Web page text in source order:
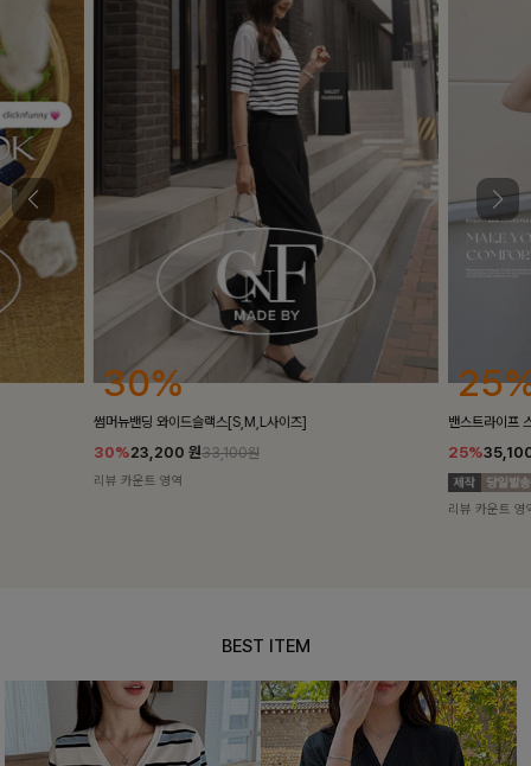
25%
밴스트라이프 스트링원피스
25%35,100원46,800원
12%
쥬린레이스 카
12%
리뷰 카운트 영
BEST ITEM